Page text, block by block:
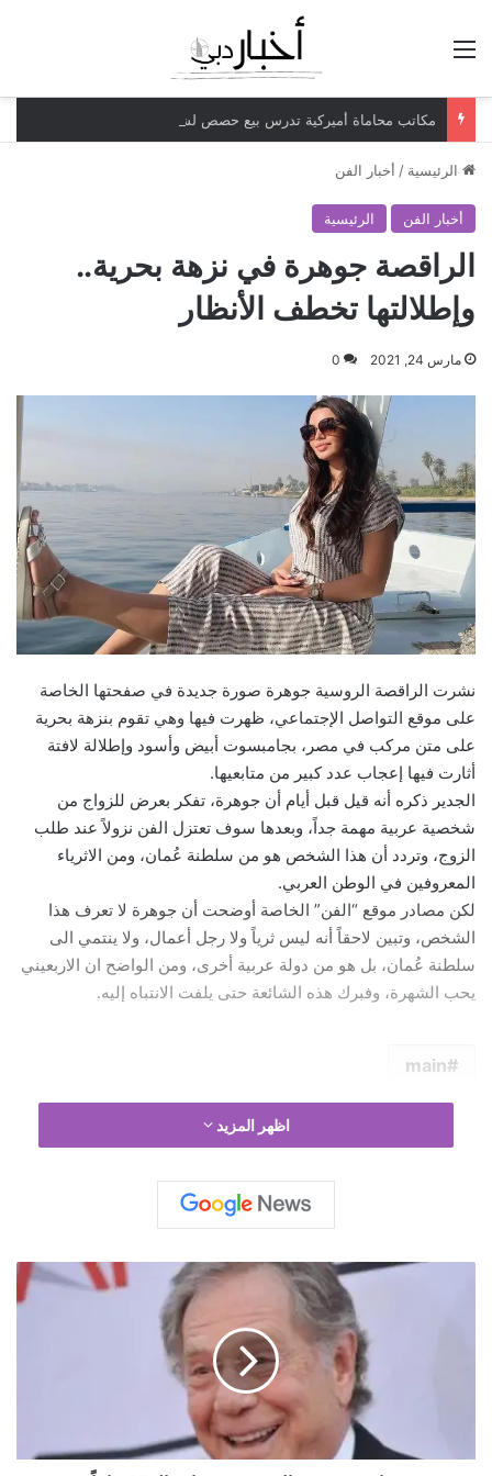
مكاتب محاماة أميركية تدرس بيع حصص لشركات الأسهم الخاصة
الرئيسية / أخبار الفن
أخبار الفن الرئيسية
الراقصة جوهرة في نزهة بحرية..
وإطلالتها تخطف الأنظار
مارس 24, 2021 0
نشرت الراقصة الروسية جوهرة صورة جديدة في صفحتها الخاصة
على موقع التواصل الإجتماعي، ظهرت فيها وهي تقوم بنزهة بحرية
على متن مركب في مصر، بجامبسوت أبيض وأسود وإطلالة لافتة
أثارت فيها إعجاب عدد كبير من متابعيها.
الجدير ذكره أنه قيل قبل أيام أن جوهرة، تفكر بعرض للزواج من
شخصية عربية مهمة جداً، وبعدها سوف تعتزل الفن نزولاً عند طلب
الزوج، وتردد أن هذا الشخص هو من سلطنة عُمان، ومن الاثرياء
المعروفين في الوطن العربي.
لكن مصادر موقع “الفن” الخاصة أوضحت أن جوهرة لا تعرف هذا
الشخص، وتبين لاحقاً أنه ليس ثرياً ولا رجل أعمال، ولا ينتمي الى
سلطنة عُمان، بل هو من دولة عربية أخرى، ومن الواضح ان الاربعيني
يحب الشهرة، وفبرك هذه الشائعة حتى يلفت الانتباه إليه.
main
اظهر المزيد
س